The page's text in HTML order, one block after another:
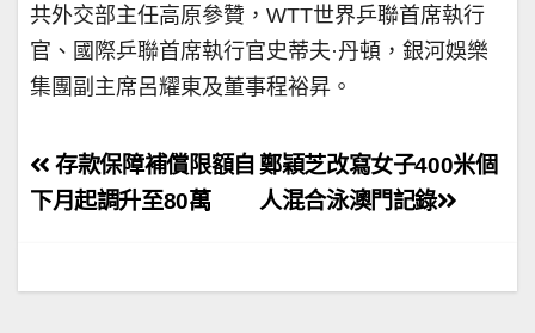
共外交部主任高原參贊，WTT世界乒聯首席執行
官、國際乒聯首席執行官史蒂夫·丹頓，銀河娛樂
集團副主席呂耀東及董事程裕昇。
文
章
覽
鄭穎芝改寫女子400米個
人混合泳澳門記錄
存款保障補償限額自
下月起調升至80萬